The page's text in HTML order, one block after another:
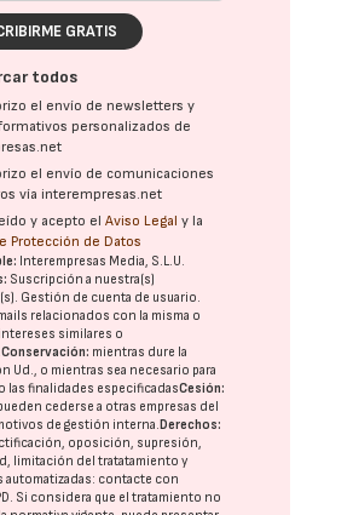
GRATIS
todos
el envío de newsletters y
personalizados de
el envío de comunicaciones
vía interempresas.net
y acepto elAviso Legal y la
Protección de Datos
Interempresas Media, S.L.U.
Suscripción a nuestra(s)
Gestión de cuenta de usuario.
relacionados con la misma o
similares o
Conservación: mientras dure la
Ud., o mientras sea necesario para
las finalidades especificadasCesión:
cederse a otras empresas del
de gestión interna. Derechos:
oposición, supresión,
limitación del tratatamiento y
contacte con
. Si considera que el tratamiento no